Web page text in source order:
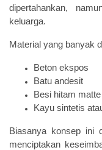
dipertahankan,
keluarga.
Material yang banyak
Beton ekspos
Batu andesit
Besi hitam matte
Kayu sintetis
Biasanya konsep ini
menciptakan